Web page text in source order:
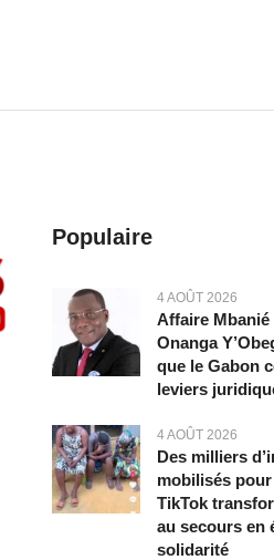
Populaire
4 AOÛT 2026
Affaire
Onanga
que le Gabon
leviers
4 AOÛT 2026
Des milliers
mobilisés
TikTok
au secours en
solidarité